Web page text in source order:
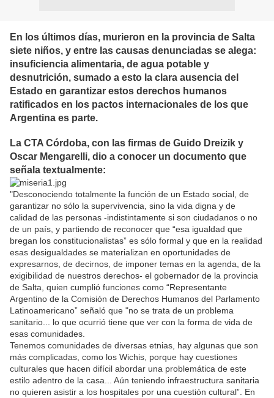
En los últimos días, murieron en la provincia de Salta
siete niños, y entre las causas denunciadas se alega:
insuficiencia alimentaria, de agua potable y
desnutrición, sumado a esto la clara ausencia del
Estado en garantizar estos derechos humanos
ratificados en los pactos internacionales de los que
Argentina es parte.
La CTA Córdoba, con las firmas de Guido Dreizik y
Oscar Mengarelli, dio a conocer un documento que
señala textualmente:
"Desconociendo totalmente la función de un Estado social, de
garantizar no sólo la supervivencia, sino la vida digna y de
calidad de las personas -indistintamente si son ciudadanos o no
de un país, y partiendo de reconocer que “esa igualdad que
bregan los constitucionalistas” es sólo formal y que en la realidad
esas desigualdades se materializan en oportunidades de
expresarnos, de decirnos, de imponer temas en la agenda, de la
exigibilidad de nuestros derechos- el gobernador de la provincia
de Salta, quien cumplió funciones como “Representante
Argentino de la Comisión de Derechos Humanos del Parlamento
Latinoamericano” señaló que "no se trata de un problema
sanitario... lo que ocurrió tiene que ver con la forma de vida de
esas comunidades.
Tenemos comunidades de diversas etnias, hay algunas que son
más complicadas, como los Wichis, porque hay cuestiones
culturales que hacen difícil abordar una problemática de este
estilo adentro de la casa... Aún teniendo infraestructura sanitaria
no quieren asistir a los hospitales por una cuestión cultural”. En